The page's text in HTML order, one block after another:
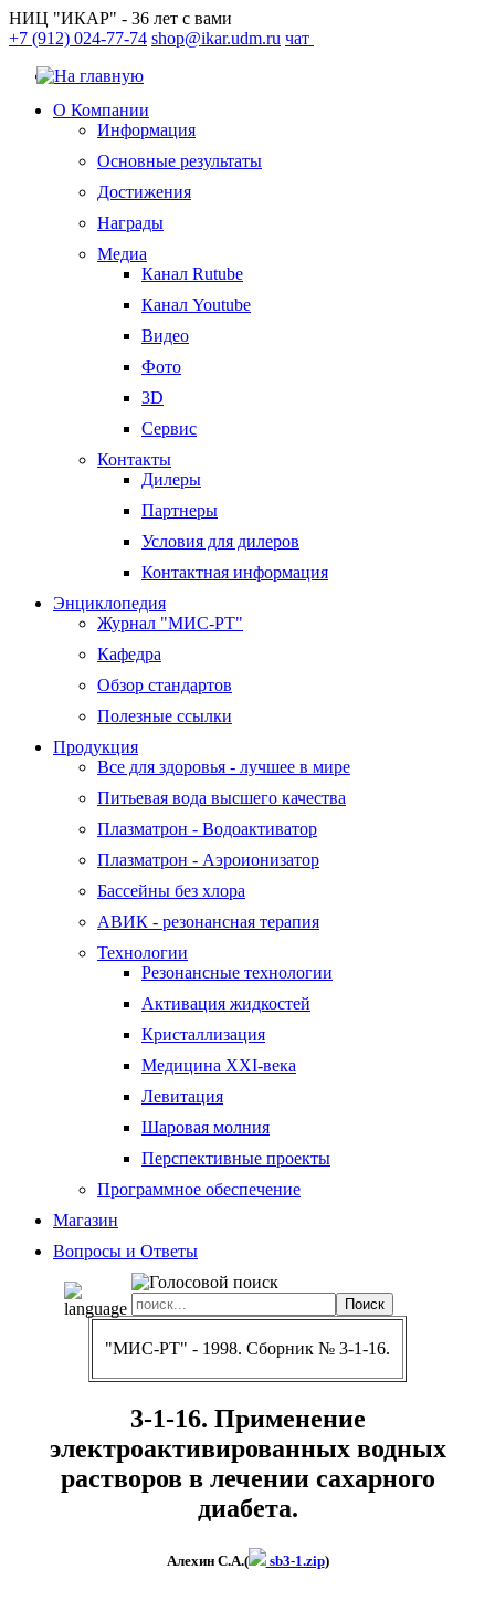
НИЦ "ИКАР" - 36 лет с вами
+7 (912) 024-77-74 shop@ikar.udm.ru чат
О Компании
Информация
Основные результаты
Достижения
Награды
Медиа
Канал Rutube
Канал Youtube
Видео
Фото
3D
Сервис
Контакты
Дилеры
Партнеры
Условия для дилеров
Контактная информация
Энциклопедия
Журнал "МИС-РТ"
Кафедра
Обзор стандартов
Полезные ссылки
Продукция
Все для здоровья - лучшее в мире
Питьевая вода высшего качества
Плазматрон - Водоактиватор
Плазматрон - Аэроионизатор
Бассейны без хлора
АВИК - резонансная терапия
Технологии
Резонансные технологии
Активация жидкостей
Кристаллизация
Медицина XXI-века
Левитация
Шаровая молния
Перспективные проекты
Программное обеспечение
Магазин
Вопросы и Ответы
"МИС-РТ" - 1998. Сборник № 3-1-16.
3-1-16. Применение
электроактивированных водных
растворов в лечении сахарного
диабета.
Алехин С.А.( sb3-1.zip)